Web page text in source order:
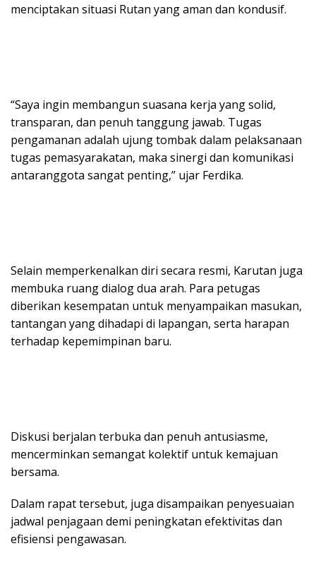
menciptakan situasi Rutan yang aman dan kondusif.
“Saya ingin membangun suasana kerja yang solid,
transparan, dan penuh tanggung jawab. Tugas
pengamanan adalah ujung tombak dalam pelaksanaan
tugas pemasyarakatan, maka sinergi dan komunikasi
antaranggota sangat penting,” ujar Ferdika.
Selain memperkenalkan diri secara resmi, Karutan juga
membuka ruang dialog dua arah. Para petugas
diberikan kesempatan untuk menyampaikan masukan,
tantangan yang dihadapi di lapangan, serta harapan
terhadap kepemimpinan baru.
Diskusi berjalan terbuka dan penuh antusiasme,
mencerminkan semangat kolektif untuk kemajuan
bersama.
Dalam rapat tersebut, juga disampaikan penyesuaian
jadwal penjagaan demi peningkatan efektivitas dan
efisiensi pengawasan.